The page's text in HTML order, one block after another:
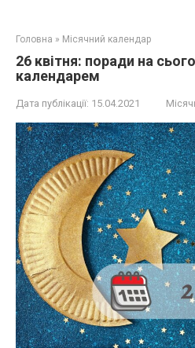
Головна » Місячний календар
26 квітня: поради на
календарем
Дата публікації: 15.04.2021